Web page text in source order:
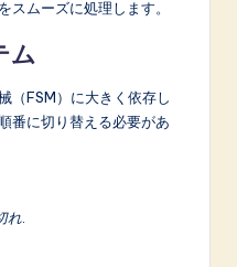
スムーズに処理します。
ム
（FSM）に大きく依存し
番に切り替える必要があ
れ.